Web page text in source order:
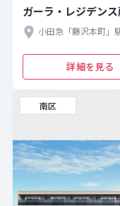
ガーラ・レジデン
小田急「藤沢本町」
詳細を見る
南区